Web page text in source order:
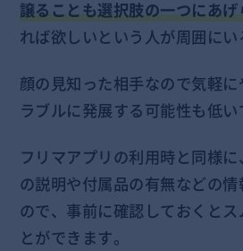
譲ることも選択肢の一つにあ
れば欲しいという人が周囲にい
顔の見知った相手なので気軽
ラブルに発展する可能性も低い
フリマアプリの利用時と同様
の説明や付属品の有無などの
ので、事前に確認しておくと
とができます。